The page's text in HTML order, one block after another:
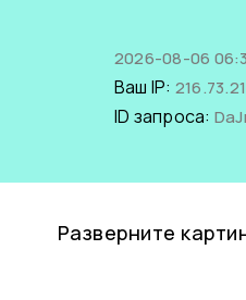
2026-08-06
Ваш IP:
ID запроса:
Разверните